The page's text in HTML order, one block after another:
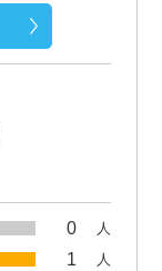
0 人
1 人